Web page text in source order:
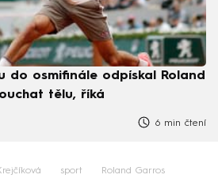
do osmifinále odpískal Roland
tělu, říká
6 min čtení
sport Roland Garros